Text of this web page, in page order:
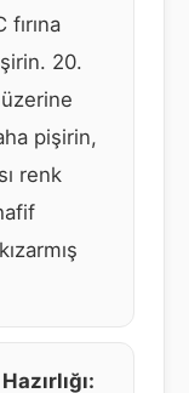
fırına
20.
pişirin,
renk